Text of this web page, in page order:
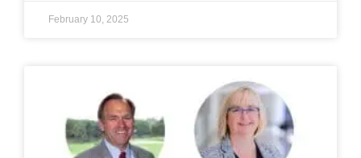
February 10, 2025